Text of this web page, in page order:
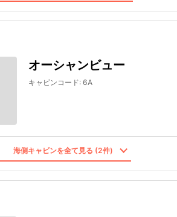
オーシャンビュー
キャビンコード: 6A
海側キャビンを全て見る (2件)